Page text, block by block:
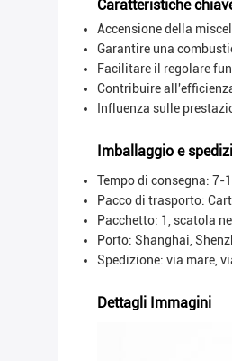
Caratteristiche
Accensione della
Garantire una
Facilitare il regolare
Contribuire
Influenza sulle
Imballaggio e
Tempo di consegna:
Pacco di trasporto:
Pacchetto: 1, scatola
Porto: Shanghai,
Spedizione: via mare,
Dettagli Immagini